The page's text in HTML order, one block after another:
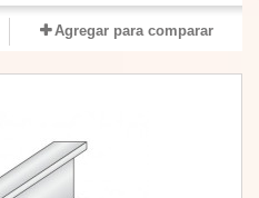
Agregar para comparar